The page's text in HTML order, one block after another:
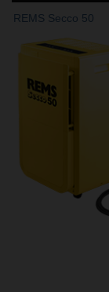
REMS Secco 50